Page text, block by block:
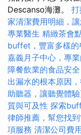
Descanso海灘。
家清潔費用明細，
專業醫生 精緻茶會
buffet，豐富多樣的
嘉義月子中心，專
障餐飲業的食品安全
出漏水的根本原因
助聽器，讓聽覺體
質與可及性 探索
律師推薦，幫您找
項服務 清潔公司費